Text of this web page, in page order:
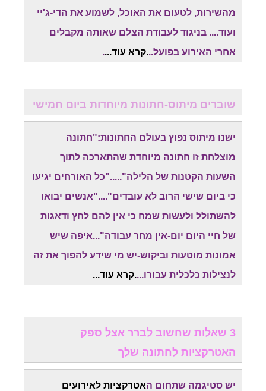
מהשירות, לטעום את האוכל, לשמוע את הדי-ג'יי
ועוד.... בניגוד לעבודת הצלם שאותה מקבלים
אחרי האירוע בפועל...קרא עוד...
.
שוברים מיתוס-חתונות מיוחדות ביום חמישי
ישנו מיתוס נפוץ בעולם החתונות:"חתונה
מוצלחת זו חתונה מיוחדת שהתארכה לתוך
השעות הקטנות של הלילה"....."כל האורחים יגיעו
כי ביום שישי הרוב לא עובדים"...."אנשים יבואו
להשתולל ולעשות שמח כי אין להם לחץ ודאגות
של חיי היום יום-אין מחר עבודה"...איפה שיש
אמונות מוטעות וביקוש-יש מי שידע להפוך את זה
לנצילות כלכלית עבורו....קרא עוד...
3 שאלות שחשוב לברר אצל ספק
האטרקציות לחתונה שלך
יש סטיגמה שתחום האטרקציות לאירועים